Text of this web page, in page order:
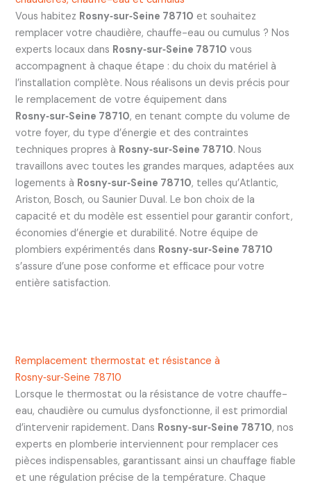
Vous habitez Rosny‑sur‑Seine 78710 et souhaitez
remplacer votre chaudière, chauffe-eau ou cumulus ? Nos
experts locaux dans Rosny‑sur‑Seine 78710 vous
accompagnent à chaque étape : du choix du matériel à
l’installation complète. Nous réalisons un devis précis pour
le remplacement de votre équipement dans
Rosny‑sur‑Seine 78710, en tenant compte du volume de
votre foyer, du type d’énergie et des contraintes
techniques propres à Rosny‑sur‑Seine 78710. Nous
travaillons avec toutes les grandes marques, adaptées aux
logements à Rosny‑sur‑Seine 78710, telles qu’Atlantic,
Ariston, Bosch, ou Saunier Duval. Le bon choix de la
capacité et du modèle est essentiel pour garantir confort,
économies d’énergie et durabilité. Notre équipe de
plombiers expérimentés dans Rosny‑sur‑Seine 78710
s’assure d’une pose conforme et efficace pour votre
entière satisfaction.
Remplacement thermostat et résistance à
Rosny‑sur‑Seine 78710
Lorsque le thermostat ou la résistance de votre chauffe-
eau, chaudière ou cumulus dysfonctionne, il est primordial
d’intervenir rapidement. Dans Rosny‑sur‑Seine 78710, nos
experts en plomberie interviennent pour remplacer ces
pièces indispensables, garantissant ainsi un chauffage fiable
et une régulation précise de la température. Chaque